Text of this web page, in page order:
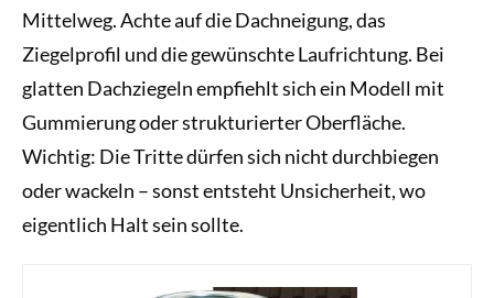
Mittelweg. Achte auf die Dachneigung, das
Ziegelprofil und die gewünschte Laufrichtung. Bei
glatten Dachziegeln empfiehlt sich ein Modell mit
Gummierung oder strukturierter Oberfläche.
Wichtig: Die Tritte dürfen sich nicht durchbiegen
oder wackeln – sonst entsteht Unsicherheit, wo
eigentlich Halt sein sollte.